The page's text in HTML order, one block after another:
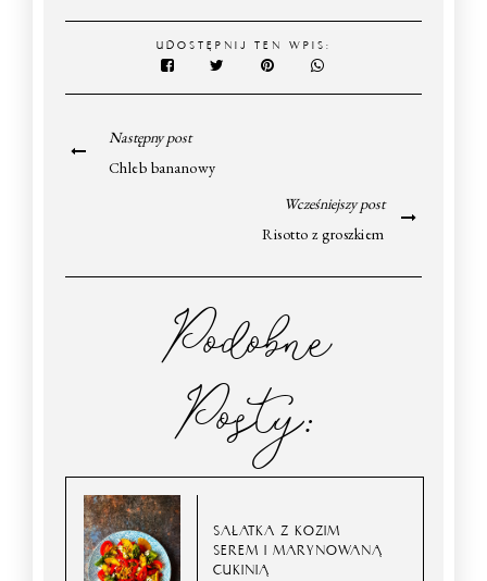
UDOSTĘPNIJ TEN WPIS:
Następny post
Chleb bananowy
Wcześniejszy post
Risotto z groszkiem
Podobne
Posty:
SAŁATKA Z KOZIM
SEREM I MARYNOWANĄ
CUKINIĄ